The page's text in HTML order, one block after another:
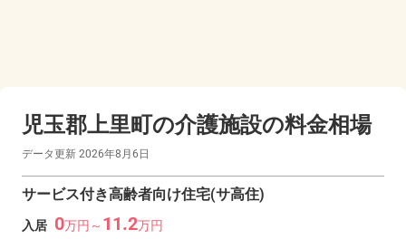
児玉郡上里町の介護施設の料金相場
データ更新 2026年8月6日
サービス付き高齢者向け住宅(サ高住)
入居 0万円～ 11.2万円